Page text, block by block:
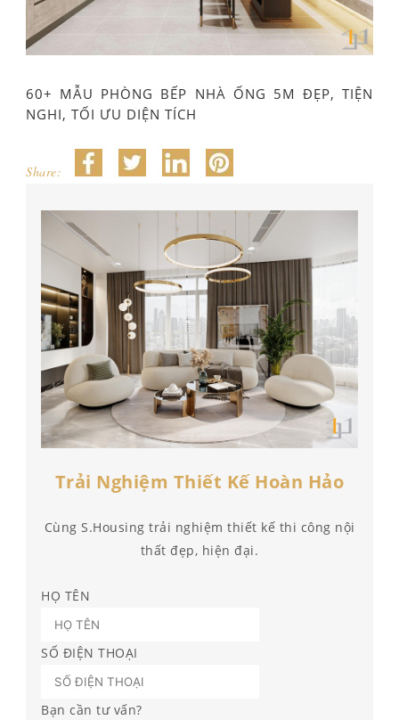
60+ MẪU PHÒNG BẾP NHÀ ỐNG 5M ĐẸP, TIỆN
NGHI, TỐI ƯU DIỆN TÍCH
Share:
Trải Nghiệm Thiết Kế Hoàn Hảo
Cùng S.Housing trải nghiệm thiết kế thi công nội
thất đẹp, hiện đại.
HỌ TÊN
SỐ ĐIỆN THOẠI
Bạn cần tư vấn?